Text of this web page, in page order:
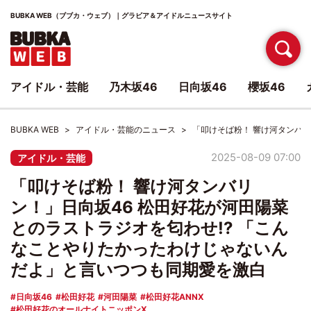
BUBKA WEB（ブブカ・ウェブ）｜グラビア＆アイドルニュースサイト
BUBKA WEB アイドル・芸能のニュース 「叩けそば粉！ 響け河タン
アイドル・芸能 2025-08-09 07:00
「叩けそば粉！ 響け河タンバリ
ン！」日向坂46 松田好花が河田陽菜
とのラストラジオを匂わせ!? 「こん
なことやりたかったわけじゃないん
だよ」と言いつつも同期愛を激白
日向坂46 松田好花 河田陽菜
松田好花ANNX
アイドル・芸能 乃木坂46 日向坂46 櫻坂46